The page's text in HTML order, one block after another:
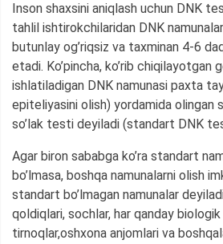
Inson shaxsini aniqlash uchun DNK
tahlil ishtirokchilaridan DNK
butunlay og’riqsiz va taxminan 4-6
etadi. Ko’pincha, ko’rib
ishlatiladigan DNK namunasi paxta
epiteliyasini olish) yordamida olingan
so’lak testi deyiladi (standart DNK
Agar biron sababga ko’ra standart
bo’lmasa, boshqa namunalarni olish
standart bo’lmagan namunalar
qoldiqlari, sochlar, har qanday biologik
tirnoqlar,oshxona anjomlari va